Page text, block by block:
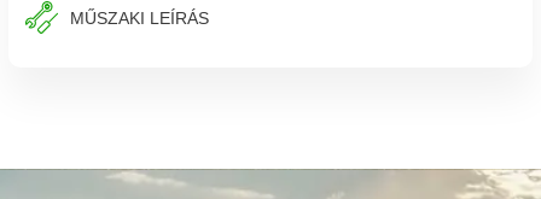
MŰSZAKI LEÍRÁS